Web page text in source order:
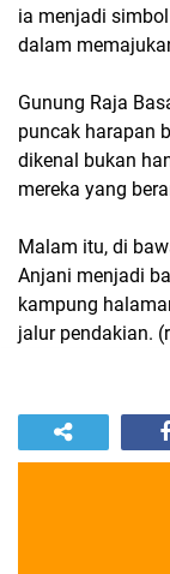
ia menjadi
dalam
Gunung Raja
puncak harapan
dikenal bukan
mereka yang
Malam itu, di
Anjani menjadi
kampung
jalur pendakian.